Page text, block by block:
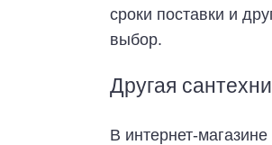
сроки поставки и
выбор.
Другая
В интернет-